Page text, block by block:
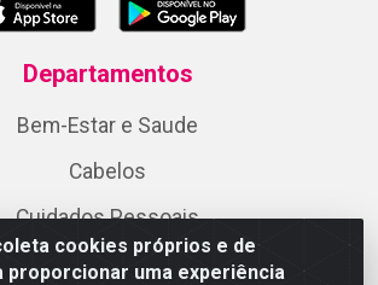
cookies próprios e de
uma experiência
Departamentos
Bem-Estar e Saude
Cabelos
Cuidados Pessoais
Infantil